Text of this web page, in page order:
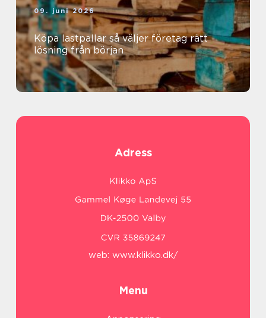
09. juni 2026
Köpa lastpallar så väljer företag rätt
lösning från början
Adress
web: www.klikko.dk/
Menu